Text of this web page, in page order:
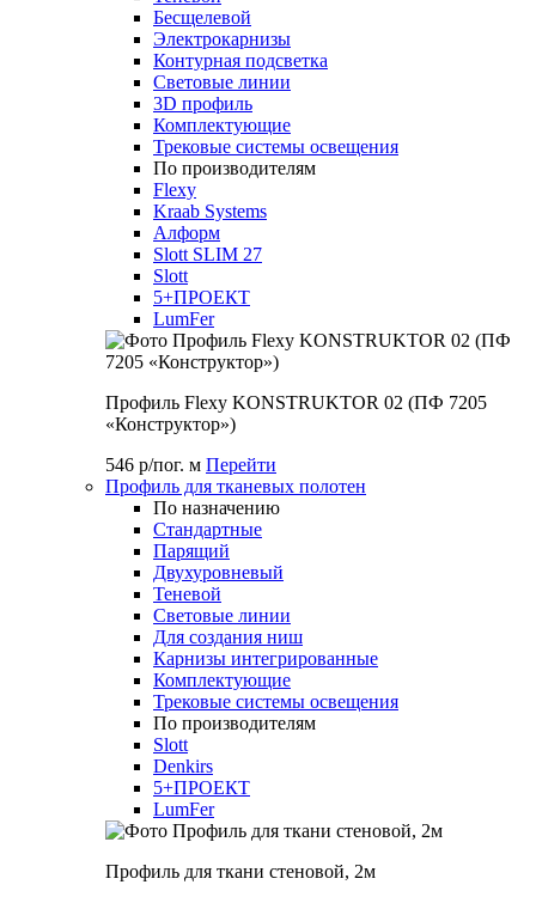
Бесщелевой
Электрокарнизы
Контурная подсветка
Световые линии
3D профиль
Комплектующие
Трековые системы освещения
По производителям
Flexy
Kraab Systems
Алформ
Slott SLIM 27
Slott
5+ПРОЕКТ
LumFer
Профиль Flexy KONSTRUKTOR 02 (ПФ 7205
«Конструктор»)
546 р/пог. м Перейти
Профиль для тканевых полотен
По назначению
Стандартные
Парящий
Двухуровневый
Теневой
Световые линии
Для создания ниш
Карнизы интегрированные
Комплектующие
Трековые системы освещения
По производителям
Slott
Denkirs
5+ПРОЕКТ
LumFer
Профиль для ткани стеновой, 2м